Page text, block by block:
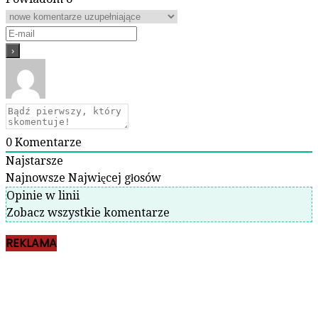
0 Komentarze
Najstarsze
Najnowsze Najwięcej głosów
Opinie w linii
Zobacz wszystkie komentarze
REKLAMA